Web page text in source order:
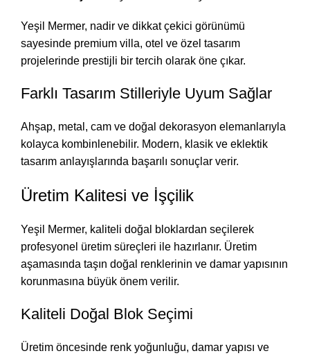
Yeşil Mermer, nadir ve dikkat çekici görünümü
sayesinde premium villa, otel ve özel tasarım
projelerinde prestijli bir tercih olarak öne çıkar.
Farklı Tasarım Stilleriyle Uyum Sağlar
Ahşap, metal, cam ve doğal dekorasyon elemanlarıyla
kolayca kombinlenebilir. Modern, klasik ve eklektik
tasarım anlayışlarında başarılı sonuçlar verir.
Üretim Kalitesi ve İşçilik
Yeşil Mermer, kaliteli doğal bloklardan seçilerek
profesyonel üretim süreçleri ile hazırlanır. Üretim
aşamasında taşın doğal renklerinin ve damar yapısının
korunmasına büyük önem verilir.
Kaliteli Doğal Blok Seçimi
Üretim öncesinde renk yoğunluğu, damar yapısı ve